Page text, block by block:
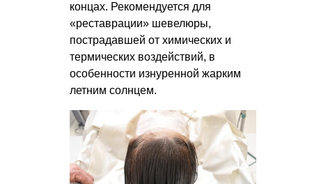
концах. Рекомендуется для
«реставрации» шевелюры,
пострадавшей от химических и
термических воздействий, в
особенности изнуренной жарким
летним солнцем.